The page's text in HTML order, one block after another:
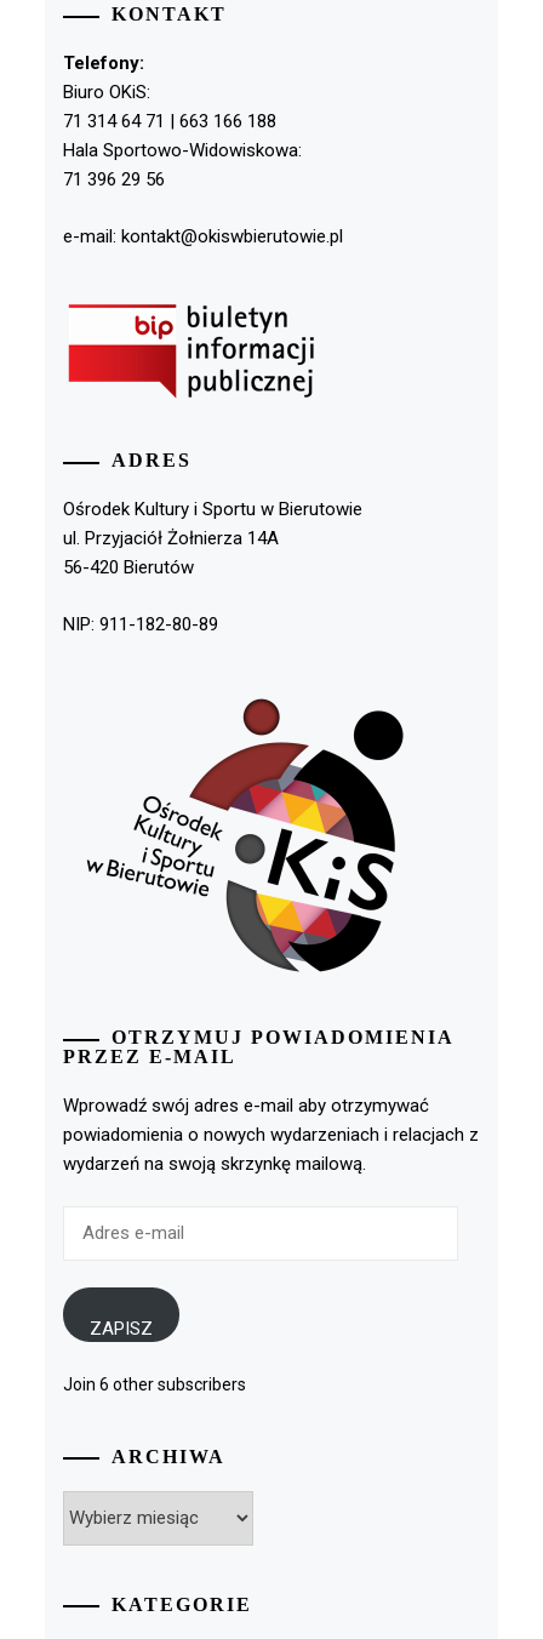
KONTAKT
Telefony:
Biuro OKiS:
71 314 64 71 | 663 166 188
Hala Sportowo-Widowiskowa:
71 396 29 56
e-mail: kontakt@okiswbierutowie.pl
ADRES
Ośrodek Kultury i Sportu w Bierutowie
ul. Przyjaciół Żołnierza 14A
56-420 Bierutów
NIP: 911-182-80-89
OTRZYMUJ POWIADOMIENIA
PRZEZ E-MAIL
Wprowadź swój adres e-mail aby otrzymywać
powiadomienia o nowych wydarzeniach i relacjach z
wydarzeń na swoją skrzynkę mailową.
ZAPISZ
Join 6 other subscribers
ARCHIWA
KATEGORIE